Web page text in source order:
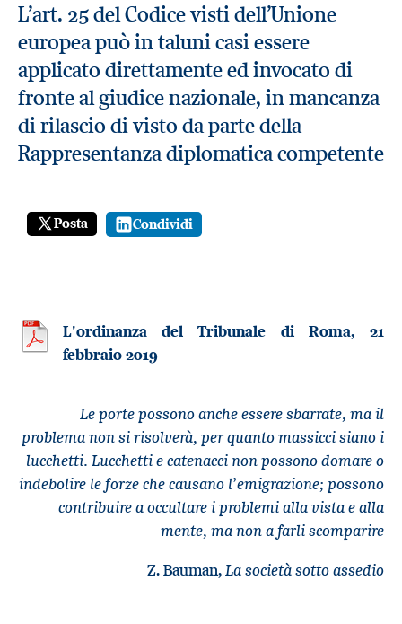
L’art. 25 del Codice visti dell’Unione
europea può in taluni casi essere
applicato direttamente ed invocato di
fronte al giudice nazionale, in mancanza
di rilascio di visto da parte della
Rappresentanza diplomatica competente
Posta Condividi
L'ordinanza del Tribunale di Roma, 21
febbraio 2019
Le porte possono anche essere sbarrate, ma il
problema non si risolverà, per quanto massicci siano i
lucchetti. Lucchetti e catenacci non possono domare o
indebolire le forze che causano l’emigrazione; possono
contribuire a occultare i problemi alla vista e alla
mente, ma non a farli scomparire
Z. Bauman,La società sotto assedio